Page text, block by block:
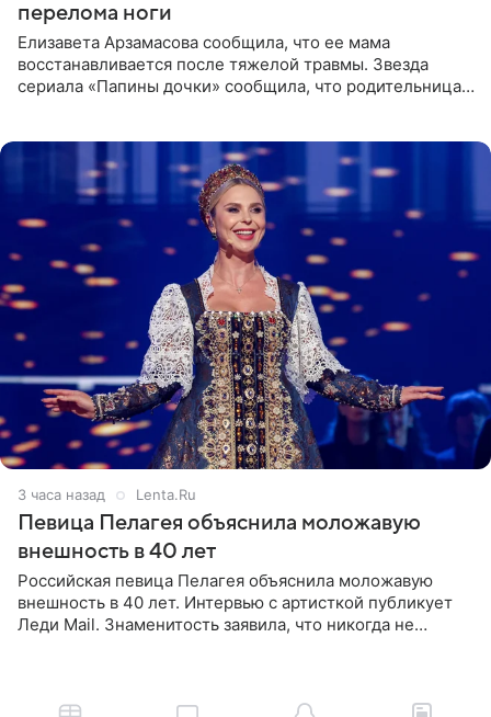
перелома ноги
Елизавета Арзамасова сообщила, что ее мама
восстанавливается после тяжелой травмы. Звезда
сериала «Папины дочки» сообщила, что родительница
3 часа назад Lenta.Ru
Певица Пелагея объяснила моложавую
внешность в 40 лет
Российская певица Пелагея объяснила моложавую
внешность в 40 лет. Интервью с артисткой публикует
Леди Mail. Знаменитость заявила, что никогда не